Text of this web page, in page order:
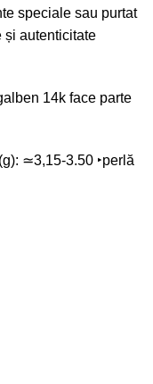
speciale sau purtat
și autenticitate
14k face parte
≃3,15-3.50 ‣perlă